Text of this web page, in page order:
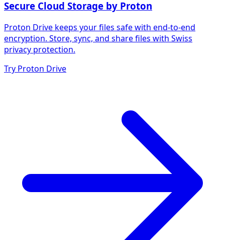
Secure Cloud Storage by Proton
Proton Drive keeps your files safe with end-to-end
encryption. Store, sync, and share files with Swiss
privacy protection.
Try Proton Drive